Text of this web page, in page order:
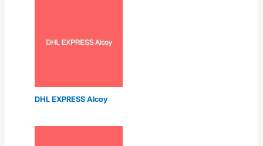
DHL EXPRESS Alcoy